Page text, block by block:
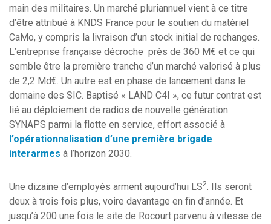
main des militaires. Un marché pluriannuel vient à ce titre
d’être attribué à KNDS France pour le soutien du matériel
CaMo, y compris la livraison d’un stock initial de rechanges.
L’entreprise française décroche près de 360 M€ et ce qui
semble être la première tranche d’un marché valorisé à plus
de 2,2 Md€. Un autre est en phase de lancement dans le
domaine des SIC. Baptisé « LAND C4I », ce futur contrat est
lié au déploiement de radios de nouvelle génération
SYNAPS parmi la flotte en service, effort associé à
l’opérationnalisation d’une première brigade
interarmes à l’horizon 2030.
Une dizaine d’employés arment aujourd’hui LS2. Ils seront
deux à trois fois plus, voire davantage en fin d’année. Et
jusqu’à 200 une fois le site de Rocourt parvenu à vitesse de